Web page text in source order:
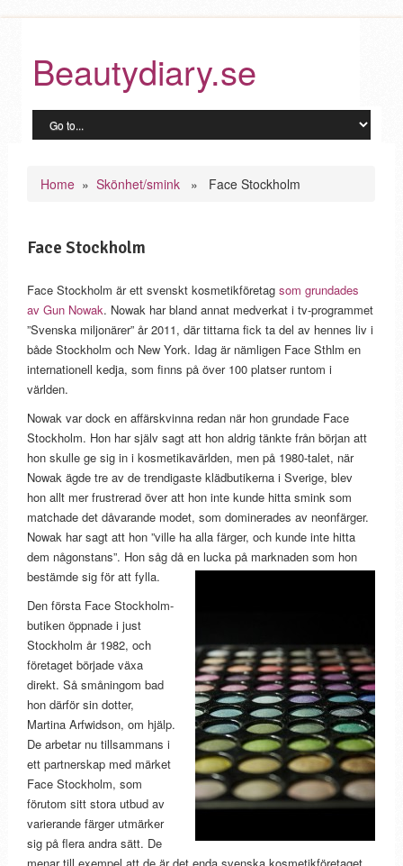
Beautydiary.se
Home »Skönhet/smink » Face Stockholm
Face Stockholm
Face Stockholm är ett svenskt kosmetikföretagsom grundades
av Gun Nowak. Nowak har bland annat medverkat i tv-programmet
”Svenska miljonärer” år 2011, där tittarna fick ta del av hennes liv i
både Stockholm och New York. Idag är nämligen Face Sthlm en
internationell kedja, som finns på över 100 platser runtom i
världen.
Nowak var dock en affärskvinna redan när hon grundade Face
Stockholm. Hon har själv sagt att hon aldrig tänkte från början att
hon skulle ge sig in i kosmetikavärlden, men på 1980-talet, när
Nowak ägde tre av de trendigaste klädbutikerna i Sverige, blev
hon allt mer frustrerad över att hon inte kunde hitta smink som
matchade det dåvarande modet, som dominerades av neonfärger.
Nowak har sagt att hon ”ville ha alla färger, och kunde inte hitta
dem någonstans”. Hon såg då en lucka på marknaden som hon
bestämde sig för att fylla.
Den första Face Stockholm-
butiken öppnade i just
Stockholm år 1982, och
företaget började växa
direkt. Så småningom bad
hon därför sin dotter,
Martina Arfwidson, om hjälp.
De arbetar nu tillsammans i
ett partnerskap med märket
Face Stockholm, som
förutom sitt stora utbud av
varierande färger utmärker
sig på flera andra sätt. De